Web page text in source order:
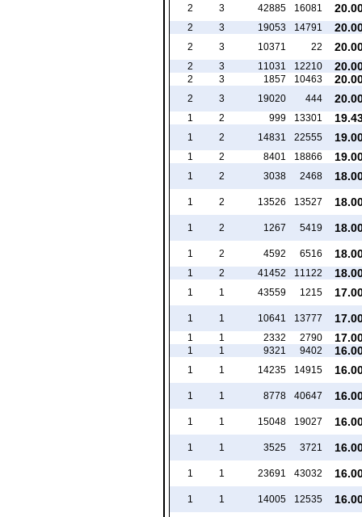
16081
42885
3
2
14791
19053
3
2
22
10371
3
2
12210
11031
3
2
10463
1857
3
2
444
19020
3
2
13301
999
2
1
22555
14831
2
1
18866
8401
2
1
2468
3038
2
1
13527
13526
2
1
5419
1267
2
1
6516
4592
2
1
11122
41452
2
1
1215
43559
1
1
13777
10641
1
1
2790
2332
1
1
9402
9321
1
1
14915
14235
1
1
40647
8778
1
1
19027
15048
1
1
3721
3525
1
1
43032
23691
1
1
12535
14005
1
1